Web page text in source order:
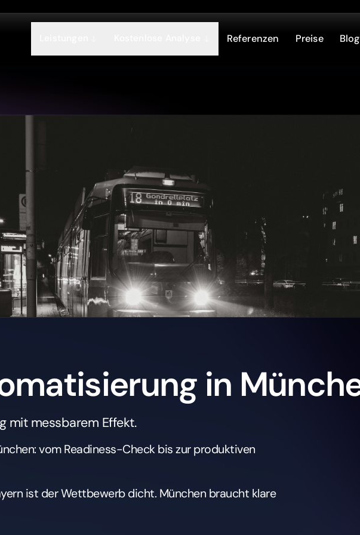
Referenzen Preise Blog
in
mit messbarem Effekt.
vom Readiness-Check bis zur produktiven
ist der Wettbewerb dicht. München braucht klare